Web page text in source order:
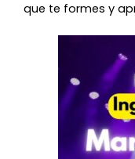
que te formes y